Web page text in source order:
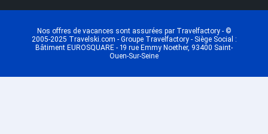
Nos offres de vacances sont assurées par Travelfactory - ©
2005-2025 Travelski.com - Groupe Travelfactory - Siège Social :
Bâtiment EUROSQUARE - 19 rue Emmy Noether, 93400 Saint-
Ouen-Sur-Seine